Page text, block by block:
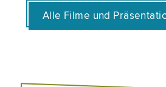
Alle Filme und